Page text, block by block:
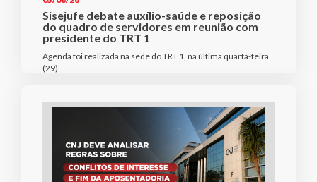
Sisejufe debate auxílio-saúde e reposição
do quadro de servidores em reunião com
presidente do TRT 1
Agenda foi realizada na sede do TRT 1, na última quarta-feira
(29)